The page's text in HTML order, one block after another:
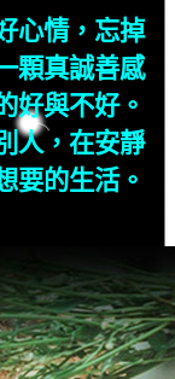
心情，忘掉
顆真誠善感
好與不好。
人，在安靜
要的生活。